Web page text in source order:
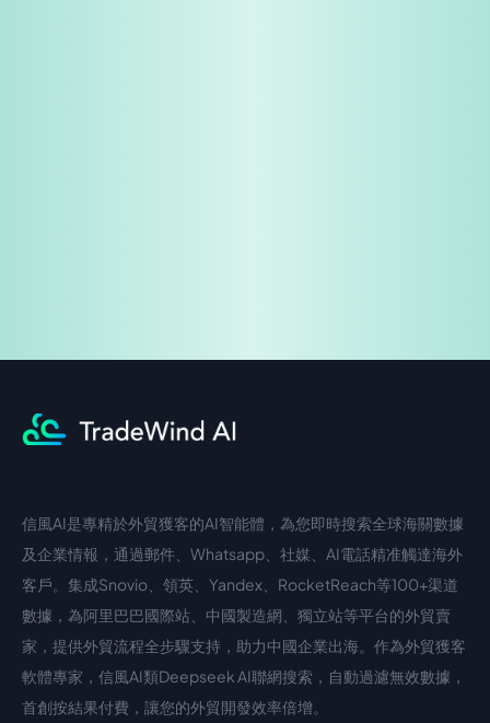
中文入口
信風AI是專精於外貿獲客的AI智能體，為您即時搜索全球海關數據
及企業情報，通過郵件、Whatsapp、社媒、AI電話精准觸達海外
客戶。集成Snovio、領英、Yandex、RocketReach等100+渠道
數據，為阿里巴巴國際站、中國製造網、獨立站等平台的外貿賣
家，提供外貿流程全步驟支持，助力中國企業出海。作為外貿獲客
軟體專家，信風AI類Deepseek AI聯網搜索，自動過濾無效數據，
首創按結果付費，讓您的外貿開發效率倍增。